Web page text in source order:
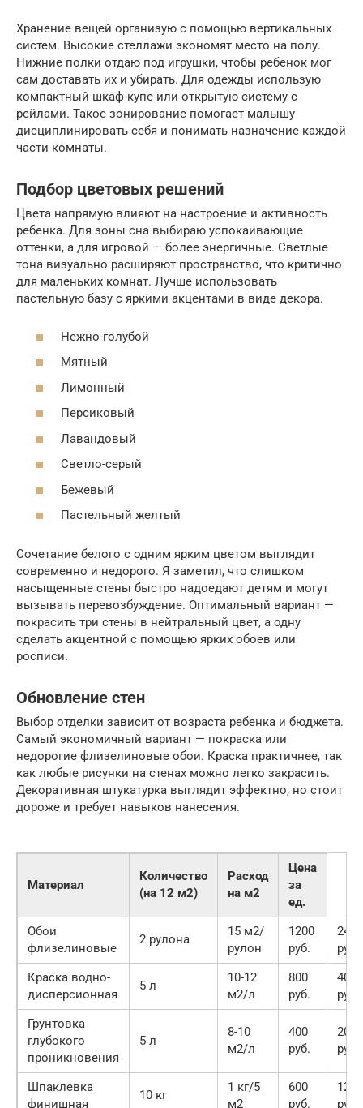
Хранение вещей организую с помощью вертикальных
систем. Высокие стеллажи экономят место на полу.
Нижние полки отдаю под игрушки, чтобы ребенок мог
сам доставать их и убирать. Для одежды использую
компактный шкаф-купе или открытую систему с
рейлами. Такое зонирование помогает малышу
дисциплинировать себя и понимать назначение каждой
части комнаты.
Подбор цветовых решений
Цвета напрямую влияют на настроение и активность
ребенка. Для зоны сна выбираю успокаивающие
оттенки, а для игровой — более энергичные. Светлые
тона визуально расширяют пространство, что критично
для маленьких комнат. Лучше использовать
пастельную базу с яркими акцентами в виде декора.
Нежно-голубой
Мятный
Лимонный
Персиковый
Лавандовый
Светло-серый
Бежевый
Пастельный желтый
Сочетание белого с одним ярким цветом выглядит
современно и недорого. Я заметил, что слишком
насыщенные стены быстро надоедают детям и могут
вызывать перевозбуждение. Оптимальный вариант —
покрасить три стены в нейтральный цвет, а одну
сделать акцентной с помощью ярких обоев или
росписи.
Обновление стен
Выбор отделки зависит от возраста ребенка и бюджета.
Самый экономичный вариант — покраска или
недорогие флизелиновые обои. Краска практичнее, так
как любые рисунки на стенах можно легко закрасить.
Декоративная штукатурка выглядит эффектно, но стоит
дороже и требует навыков нанесения.
Материал
Количество
(на 12 м2)
Расход
на м2
Цена
за
ед.
Обои
флизелиновые
2 рулона
15 м2/
рулон
1200
руб.
2400
руб.
Краска водно-
дисперсионная
5 л
10-12
м2/л
800
руб.
4000
руб.
Грунтовка
глубокого
проникновения
5 л
8-10
м2/л
400
руб.
2000
руб.
Шпаклевка
финишная
10 кг
1 кг/5
м2
600
руб.
1200
руб.